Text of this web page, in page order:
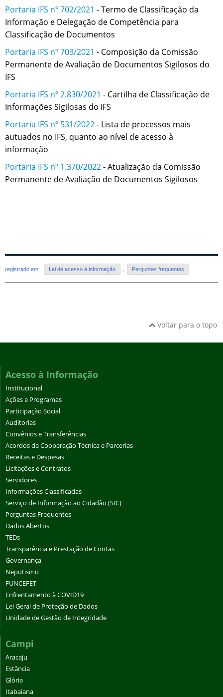
Portaria IFS nº 702/2021 - Termo de Classificação da
Informação e Delegação de Competência para
Classificação de Documentos
Portaria IFS nº 703/2021 - Composição da Comissão
Permanente de Avaliação de Documentos Sigilosos do
IFS
Portaria IFS nº 2.830/2021 - Cartilha de Classificação de
Informações Sigilosas do IFS
Portaria IFS nº 531/2022- Lista de processos mais
autuados no IFS, quanto ao nível de acesso à
informação
Portaria IFS nº 1.370/2022- Atualização da Comissão
Permanente de Avaliação de Documentos Sigilosos
registrado em: Lei de acesso à informação Perguntas frequentes
Voltar para o topo
Acesso à Informação
Institucional
Ações e Programas
Participação Social
Auditorias
Convênios e Transferências
Acordos de Cooperação Técnica e Parcerias
Receitas e Despesas
Licitações e Contratos
Servidores
Informações Classificadas
Serviço de Informação ao Cidadão (SIC)
Perguntas Frequentes
Dados Abertos
TEDs
Transparência e Prestação de Contas
Governança
Nepotismo
FUNCEFET
Enfrentamento à COVID19
Lei Geral de Proteção de Dados
Unidade de Gestão de Integridade
Campi
Aracaju
Estância
Glória
Itabaiana